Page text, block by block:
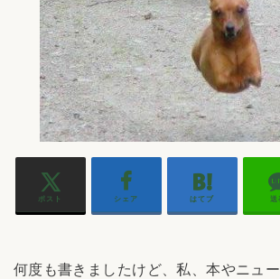
ポスト シェア はてブ 送
何度も書きましたけど、私、本やニュ